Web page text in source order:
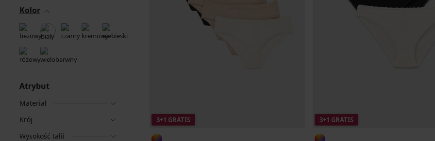
Kolor
Atrybut
Materiał
Krój
Wysokość talii
3+1 GRATIS 3+1 GRATIS